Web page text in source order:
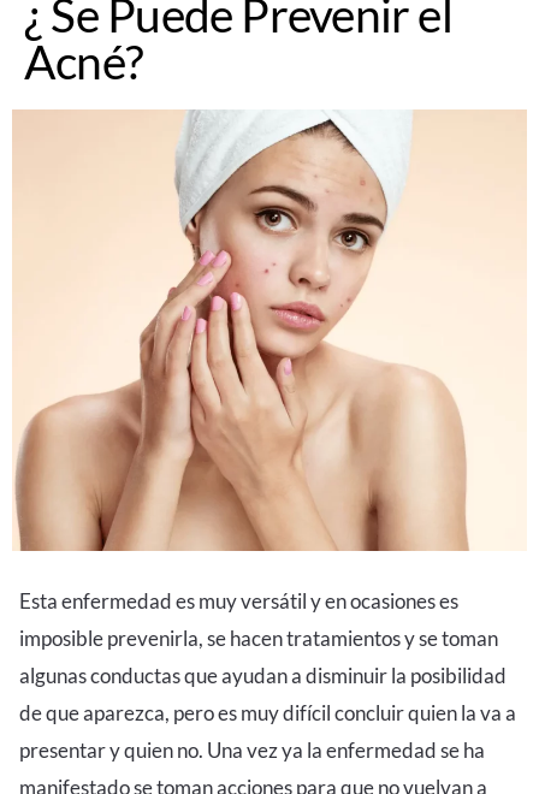
¿ Se Puede Prevenir el
Acné?
Esta enfermedad es muy versátil y en ocasiones es
imposible prevenirla, se hacen tratamientos y se toman
algunas conductas que ayudan a disminuir la posibilidad
de que aparezca, pero es muy difícil concluir quien la va a
presentar y quien no. Una vez ya la enfermedad se ha
manifestado se toman acciones para que no vuelvan a